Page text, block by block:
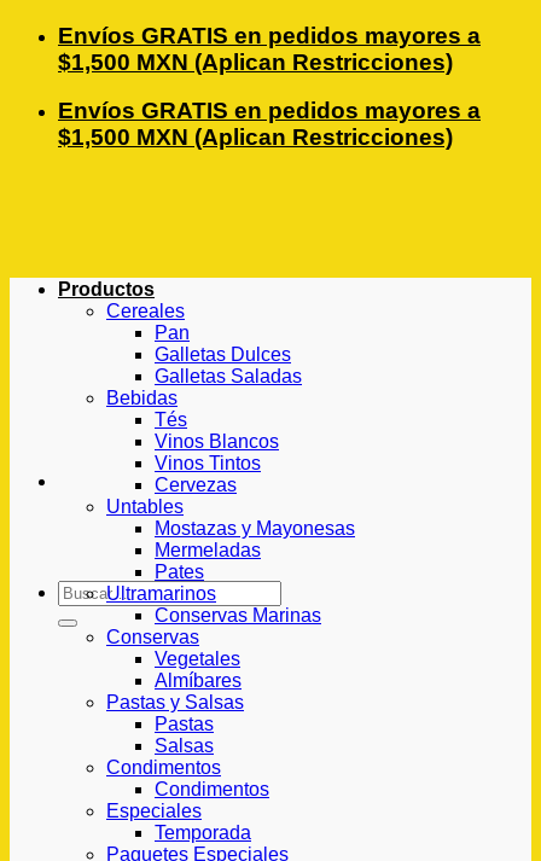
Saltar
contenido
Envíos GRATIS en pedidos mayores a
$1,500 MXN (Aplican Restricciones)
Envíos GRATIS en pedidos mayores a
$1,500 MXN (Aplican Restricciones)
Buscar
por:
Productos
Cereales
Pan
Galletas Dulces
Galletas Saladas
Bebidas
Tés
Vinos Blancos
Vinos Tintos
Cervezas
Untables
Mostazas y Mayonesas
Mermeladas
Pates
Ultramarinos
Conservas Marinas
Conservas
Vegetales
Almíbares
Pastas y Salsas
Pastas
Salsas
Condimentos
Condimentos
Especiales
Temporada
Paquetes Especiales